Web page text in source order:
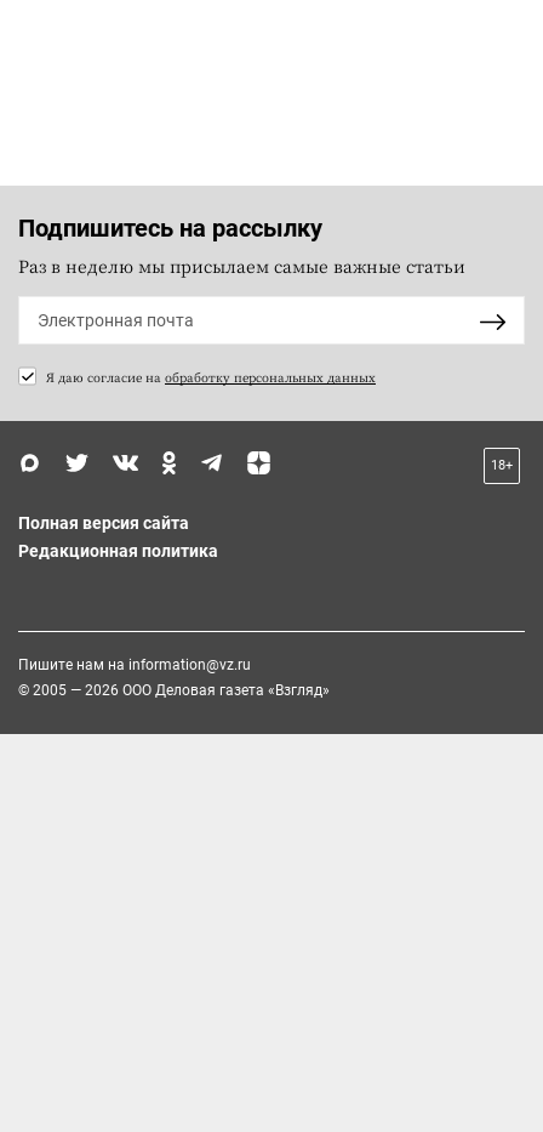
Подпишитесь на рассылку
Раз в неделю мы присылаем самые важные статьи
Я даю согласие на обработку персональных данных
18+
Полная версия сайта
Редакционная политика
Пишите нам на information@vz.ru
© 2005 — 2026 ООО Деловая газета «Взгляд»